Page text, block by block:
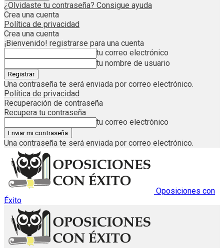
¿Olvidaste tu contraseña? Consigue ayuda
Crea una cuenta
Política de privacidad
Crea una cuenta
¡Bienvenido! registrarse para una cuenta
tu correo electrónico
tu nombre de usuario
Una contraseña te será enviada por correo electrónico.
Política de privacidad
Recuperación de contraseña
Recupera tu contraseña
tu correo electrónico
Una contraseña te será enviada por correo electrónico.
Oposiciones con
Éxito